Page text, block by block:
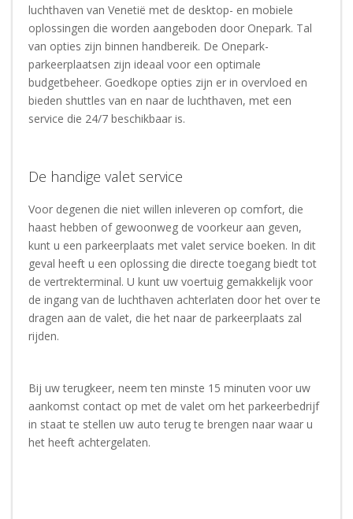
luchthaven van Venetië met de desktop- en mobiele
oplossingen die worden aangeboden door Onepark. Tal
van opties zijn binnen handbereik. De Onepark-
parkeerplaatsen zijn ideaal voor een optimale
budgetbeheer. Goedkope opties zijn er in overvloed en
bieden shuttles van en naar de luchthaven, met een
service die 24/7 beschikbaar is.
De handige valet service
Voor degenen die niet willen inleveren op comfort, die
haast hebben of gewoonweg de voorkeur aan geven,
kunt u een parkeerplaats met valet service boeken. In dit
geval heeft u een oplossing die directe toegang biedt tot
de vertrekterminal. U kunt uw voertuig gemakkelijk voor
de ingang van de luchthaven achterlaten door het over te
dragen aan de valet, die het naar de parkeerplaats zal
rijden.
Bij uw terugkeer, neem ten minste 15 minuten voor uw
aankomst contact op met de valet om het parkeerbedrijf
in staat te stellen uw auto terug te brengen naar waar u
het heeft achtergelaten.